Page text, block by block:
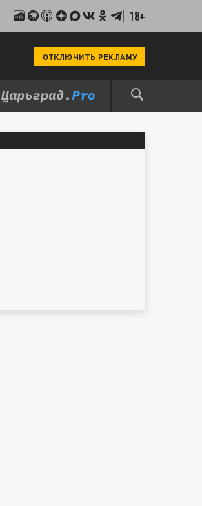
18+
ОТКЛЮЧИТЬ РЕКЛАМУ